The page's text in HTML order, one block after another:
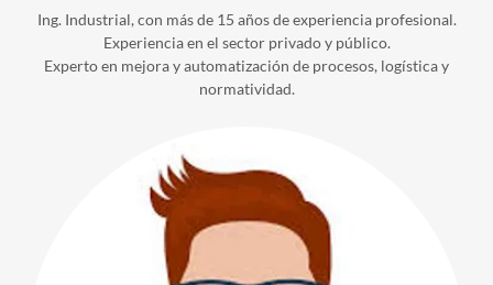
Ing. Industrial, con más de 15 años de experiencia profesional.
Experiencia en el sector privado y público.
Experto en mejora y automatización de procesos, logística y
normatividad.